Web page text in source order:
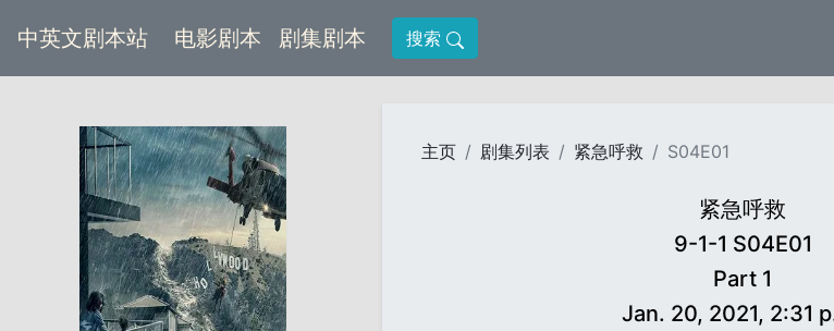
中英文剧本站 电影剧本 (current)
剧集剧本 (current)
搜索
主页 剧集列表 紧急呼救 S04E01
紧急呼救
9-1-1 S04E01
Part 1
Jan. 20, 2021, 2:31